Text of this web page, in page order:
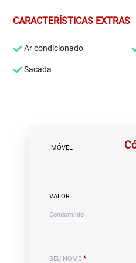
CARACTERÍSTICAS EXTRAS
Ar condicionado
Sacada
IMÓVEL
VALOR
Condomínio
SEU NOME *